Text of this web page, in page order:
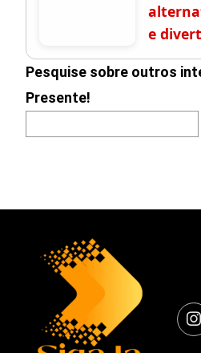
e
Pesquise sobre outros
Presente!